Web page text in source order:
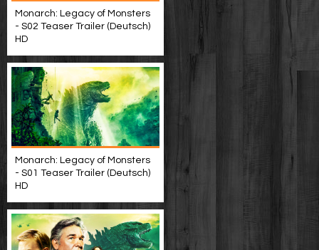
Monarch: Legacy of Monsters
- S02 Teaser Trailer (Deutsch)
HD
Monarch: Legacy of Monsters
- S01 Teaser Trailer (Deutsch)
HD